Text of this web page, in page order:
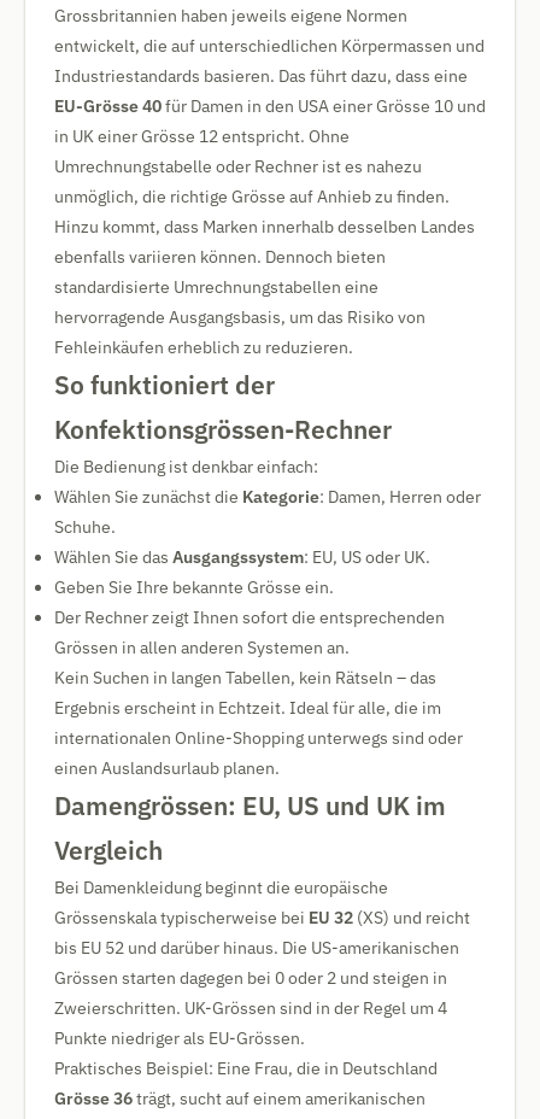
Grossbritannien haben jeweils eigene Normen
entwickelt, die auf unterschiedlichen Körpermassen und
Industriestandards basieren. Das führt dazu, dass eine
EU-Grösse 40für Damen in den USA einer Grösse 10 und
in UK einer Grösse 12 entspricht. Ohne
Umrechnungstabelle oder Rechner ist es nahezu
unmöglich, die richtige Grösse auf Anhieb zu finden.
Hinzu kommt, dass Marken innerhalb desselben Landes
ebenfalls variieren können. Dennoch bieten
standardisierte Umrechnungstabellen eine
hervorragende Ausgangsbasis, um das Risiko von
Fehleinkäufen erheblich zu reduzieren.
So funktioniert der
Konfektionsgrössen-Rechner
Die Bedienung ist denkbar einfach:
Wählen Sie zunächst die Kategorie: Damen, Herren oder
Schuhe.
Wählen Sie das Ausgangssystem: EU, US oder UK.
Geben Sie Ihre bekannte Grösse ein.
Der Rechner zeigt Ihnen sofort die entsprechenden
Grössen in allen anderen Systemen an.
Kein Suchen in langen Tabellen, kein Rätseln – das
Ergebnis erscheint in Echtzeit. Ideal für alle, die im
internationalen Online-Shopping unterwegs sind oder
einen Auslandsurlaub planen.
Damengrössen: EU, US und UK im
Vergleich
Bei Damenkleidung beginnt die europäische
Grössenskala typischerweise bei EU 32 (XS) und reicht
bis EU 52 und darüber hinaus. Die US-amerikanischen
Grössen starten dagegen bei 0 oder 2 und steigen in
Zweierschritten. UK-Grössen sind in der Regel um 4
Punkte niedriger als EU-Grössen.
Praktisches Beispiel: Eine Frau, die in Deutschland
Grösse 36trägt, sucht auf einem amerikanischen